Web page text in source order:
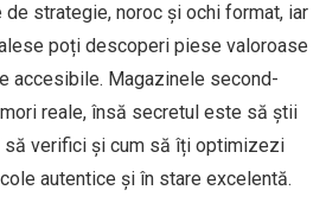
strategie, noroc și ochi format, iar
poți descoperi piese valoroase
accesibile. Magazinele second-
reale, însă secretul este să știi
să verifici și cum să îți optimizezi
autentice și în stare excelentă.